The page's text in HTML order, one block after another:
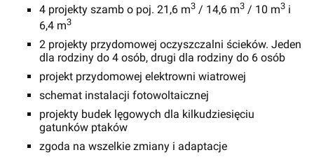
4 projekty szamb o poj. 21,6 m3 / 14,6 m3 / 10 m3 i
6,4 m3
2 projekty przydomowej oczyszczalni ścieków. Jeden
dla rodziny do 4 osób, drugi dla rodziny do 6 osób
projekt przydomowej elektrowni wiatrowej
schemat instalacji fotowoltaicznej
projekty budek lęgowych dla kilkudziesięciu
gatunków ptaków
zgoda na wszelkie zmiany i adaptacje